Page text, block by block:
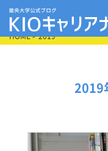
HOME> 2019
2019